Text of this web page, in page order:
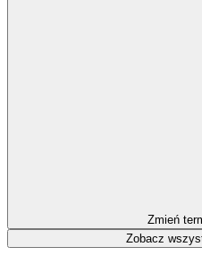
Zmień
Zobacz